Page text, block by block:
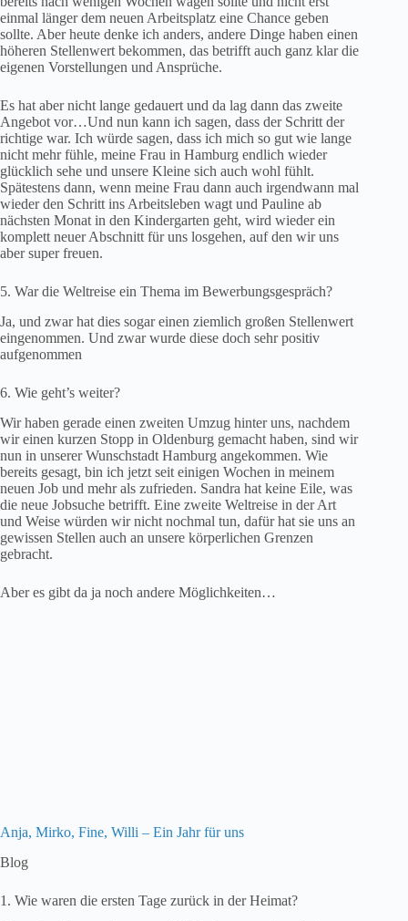
einmal länger dem neuen Arbeitsplatz eine Chance geben
sollte. Aber heute denke ich anders, andere Dinge haben einen
höheren Stellenwert bekommen, das betrifft auch ganz klar die
eigenen Vorstellungen und Ansprüche.
Es hat aber nicht lange gedauert und da lag dann das zweite
Angebot vor…Und nun kann ich sagen, dass der Schritt der
richtige war. Ich würde sagen, dass ich mich so gut wie lange
nicht mehr fühle, meine Frau in Hamburg endlich wieder
glücklich sehe und unsere Kleine sich auch wohl fühlt.
Spätestens dann, wenn meine Frau dann auch irgendwann mal
wieder den Schritt ins Arbeitsleben wagt und Pauline ab
nächsten Monat in den Kindergarten geht, wird wieder ein
komplett neuer Abschnitt für uns losgehen, auf den wir uns
aber super freuen.
5. War die Weltreise ein Thema im Bewerbungsgespräch?
Ja, und zwar hat dies sogar einen ziemlich großen Stellenwert
eingenommen. Und zwar wurde diese doch sehr positiv
aufgenommen
6. Wie geht’s weiter?
Wir haben gerade einen zweiten Umzug hinter uns, nachdem
wir einen kurzen Stopp in Oldenburg gemacht haben, sind wir
nun in unserer Wunschstadt Hamburg angekommen. Wie
bereits gesagt, bin ich jetzt seit einigen Wochen in meinem
neuen Job und mehr als zufrieden. Sandra hat keine Eile, was
die neue Jobsuche betrifft. Eine zweite Weltreise in der Art
und Weise würden wir nicht nochmal tun, dafür hat sie uns an
gewissen Stellen auch an unsere körperlichen Grenzen
gebracht.
Aber es gibt da ja noch andere Möglichkeiten…
Anja, Mirko, Fine, Willi – Ein Jahr für uns
Blog
1. Wie waren die ersten Tage zurück in der Heimat?